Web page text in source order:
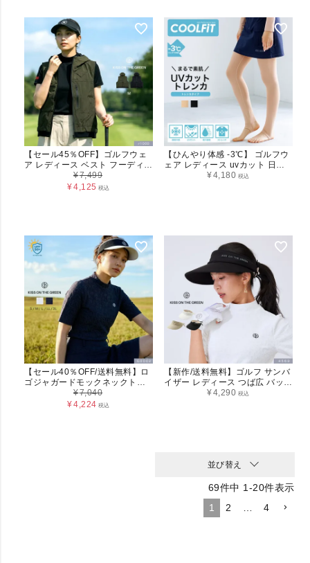
【セール45％OFF】ゴルフウェ
ア レディース ベスト フーディー
ナイロン 防風ベスト ウィンドベ
スト ジップアップ スピンドル付
¥7,499
¥4,125 税込
【ひんやり体感 -3℃】 ゴルフウ
ェア レディース uvカット 日焼
け防止 -3℃ひんやり体感 COOL
¥4,180 税込
【セール40％OFF/送料無料】ロ
ゴジャガードモックネックトッ
プス レディース
¥7,040
¥4,224 税込
【新作/送料無料】ゴルフ サンバ
イザー レディース つば広 バック
リボン 調節可能 小顔効果 ゴルフ
¥4,290 税込
並び替え
69件中 1 -20件表示
1
2 4